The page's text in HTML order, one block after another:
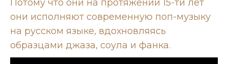
Потому что они на протяжении 15-ти лет
они исполняют современную поп-музыку
на русском языке, вдохновляясь
образцами джаза, соула и фанка.